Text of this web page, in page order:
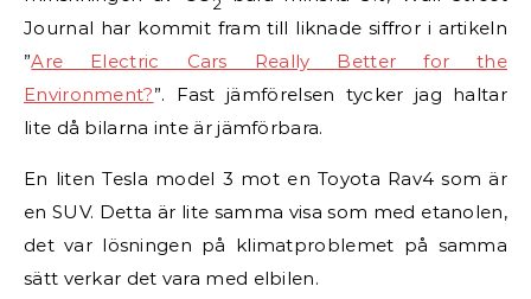
2
Journal har kommit fram till liknade siffror i artikeln
”Are Electric Cars Really Better for the
Environment?”. Fast jämförelsen tycker jag haltar
lite då bilarna inte är jämförbara.
En liten Tesla model 3 mot en Toyota Rav4 som är
en SUV. Detta är lite samma visa som med etanolen,
det var lösningen på klimatproblemet på samma
sätt verkar det vara med elbilen.